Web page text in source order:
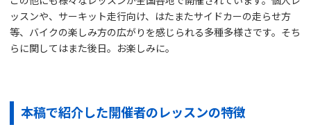
ッスンや、サーキット走行向け、はたまたサイドカーの走らせ方
等、バイクの楽しみ方の広がりを感じられる多種多様さです。そち
らに関してはまた後日。お楽しみに。
本稿で紹介した開催者のレッスンの特徴